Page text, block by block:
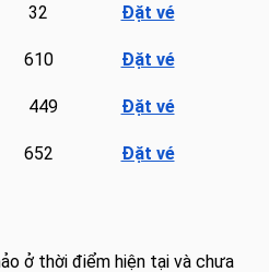
32 Đặt vé
610 Đặt vé
449 Đặt vé
652 Đặt vé
ở thời điểm hiện tại và chưa